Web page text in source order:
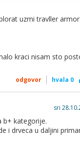
abilitije takodjer.
uzmi travller
kraci nisam sto
odgovor hvala 0
sri
b+ kategorije.
i drveca u daljini